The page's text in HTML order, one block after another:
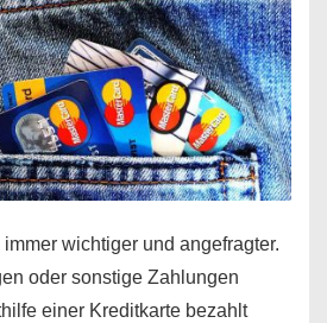
wichtiger und angefragter.
oder sonstige Zahlungen
einer Kreditkarte bezahlt